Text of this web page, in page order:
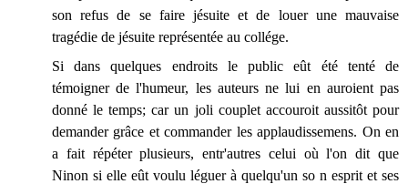
son refus de se faire jésuite et de louer une mauvaise
tragédie de jésuite représentée au collége.
Si dans quelques endroits le public eût été tenté de
témoigner de l'humeur, les auteurs ne lui en auroient pas
donné le temps; car un joli couplet accouroit aussitôt pour
demander grâce et commander les applaudissemens. On en
a fait répéter plusieurs, entr'autres celui où l'on dit que
Ninon si elle eût voulu léguer à quelqu'un so n esprit et ses